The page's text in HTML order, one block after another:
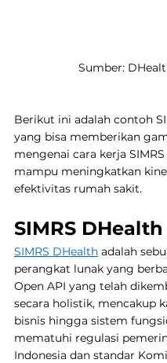
Sumber:
Berikut ini adalah contoh
yang bisa memberikan
mengenai cara kerja
mampu meningkatkan
efektivitas rumah sakit.
SIMRS DHealth
SIMRS DHealth adalah
perangkat lunak yang
Open API yang telah
secara holistik, mencakup
bisnis hingga sistem
mematuhi regulasi
Indonesia dan standar